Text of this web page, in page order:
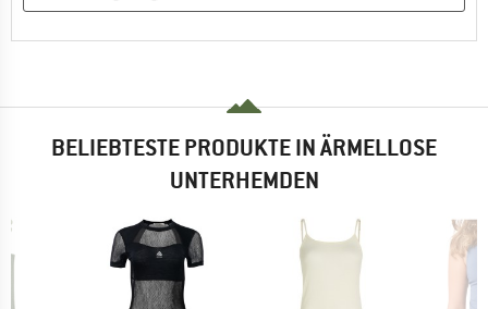
BELIEBTESTE PRODUKTE IN ÄRMELLOSE
UNTERHEMDEN